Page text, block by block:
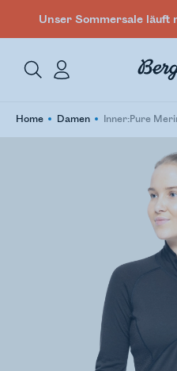
Unser Sommersale läuft
Home Damen Inner:Pure